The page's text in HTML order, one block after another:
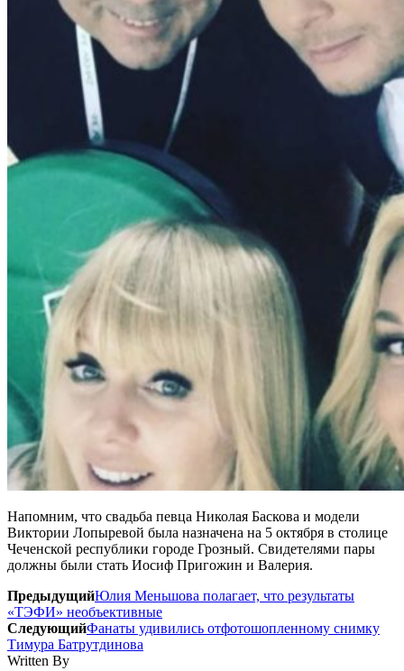
Напомним, что свадьба певца Николая Баскова и модели
Виктории Лопыревой была назначена на 5 октября в столице
Чеченской республики городе Грозный. Свидетелями пары
должны были стать Иосиф Пригожин и Валерия.
ПредыдущийЮлия Меньшова полагает, что результаты
«ТЭФИ» необъективные
СледующийФанаты удивились отфотошопленному снимку
Тимура Батрутдинова
Written By